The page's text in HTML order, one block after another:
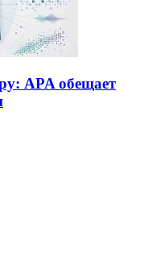
APA обещает